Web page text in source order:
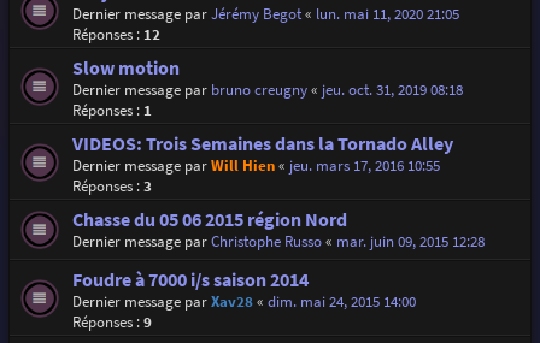
Dernier message parJérémy Begot« lun. mai 11, 2020 21:05
Réponses : 12
Slow motion
Dernier message par bruno creugny« jeu. oct. 31, 2019 08:18
Réponses : 1
VIDEOS: Trois Semaines dans la Tornado Alley
Dernier message parWill Hien« jeu. mars 17, 2016 10:55
Réponses :3
Chasse du 05 06 2015 région Nord
Dernier message parChristophe Russo« mar. juin 09, 2015 12:28
Foudre à 7000 i/s saison 2014
Dernier message parXav28« dim. mai 24, 2015 14:00
Réponses :9